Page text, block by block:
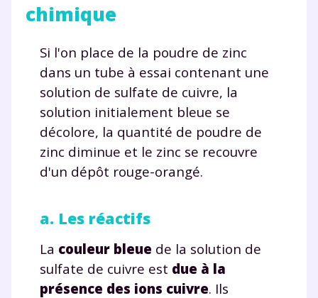
chimique
Si l'on place de la poudre de zinc
dans un tube à essai contenant une
solution de sulfate de cuivre, la
solution initialement bleue se
décolore, la quantité de poudre de
zinc diminue et le zinc se recouvre
d'un dépôt rouge-orangé.
a. Les réactifs
La couleur bleue de la solution de
sulfate de cuivre est due à la
présence des ions cuivre. Ils